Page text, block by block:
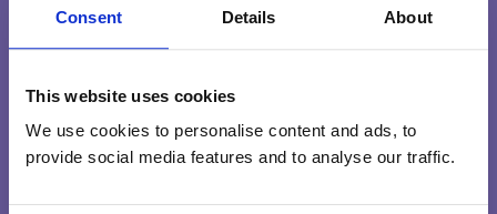
Consent Details About
This website uses cookies
We use cookies to personalise content and ads, to
provide social media features and to analyse our traffic.
Villkor & Ansvar
Frågor & Svar
Lediga jobb
Kontakt